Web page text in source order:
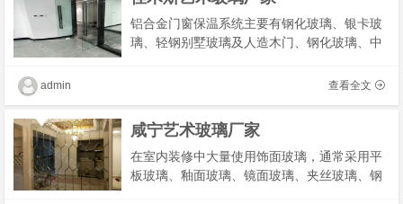
铝合金门窗保温系统主要有钢化玻璃、银卡玻
璃、轻钢别墅玻璃及人造木门、钢化玻璃、中
要用于各类工业厂房的屋顶，对于工业园区和
查看全文
admin
咸宁艺术玻璃厂家
在室内装修中大量使用饰面玻璃，通常采用平
板玻璃、釉面玻璃、镜面玻璃、夹丝玻璃、钢